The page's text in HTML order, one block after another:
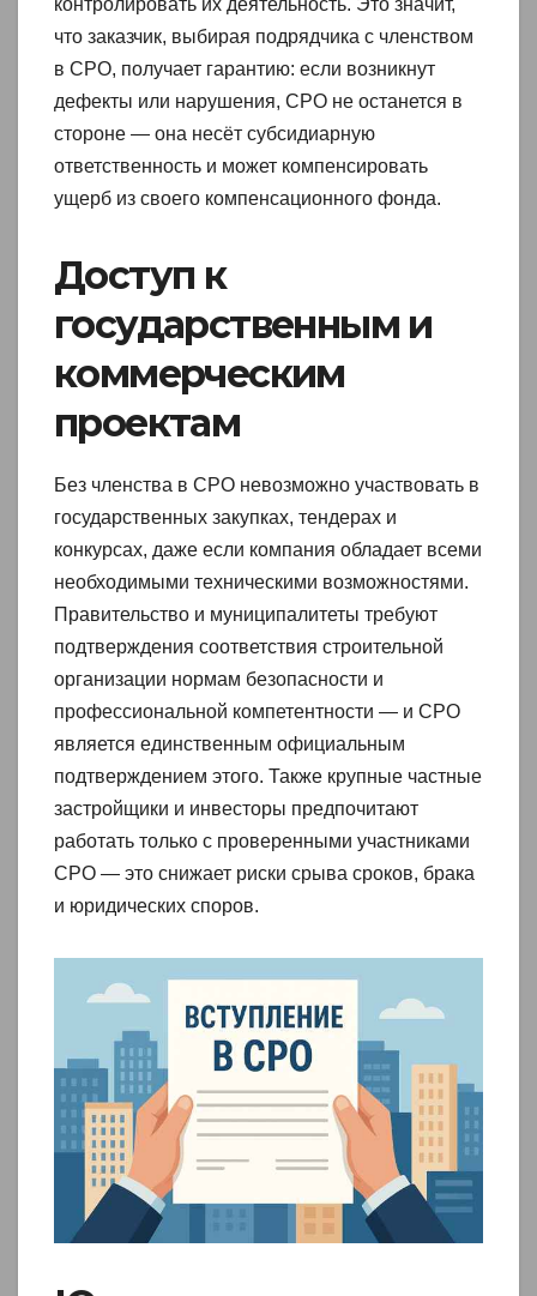
что заказчик, выбирая подрядчика с членством
в СРО, получает гарантию: если возникнут
дефекты или нарушения, СРО не останется в
стороне — она несёт субсидиарную
ответственность и может компенсировать
ущерб из своего компенсационного фонда.
Доступ к
государственным и
коммерческим
проектам
Без членства в СРО невозможно участвовать в
государственных закупках, тендерах и
конкурсах, даже если компания обладает всеми
необходимыми техническими возможностями.
Правительство и муниципалитеты требуют
подтверждения соответствия строительной
организации нормам безопасности и
профессиональной компетентности — и СРО
является единственным официальным
подтверждением этого. Также крупные частные
застройщики и инвесторы предпочитают
работать только с проверенными участниками
СРО — это снижает риски срыва сроков, брака
и юридических споров.